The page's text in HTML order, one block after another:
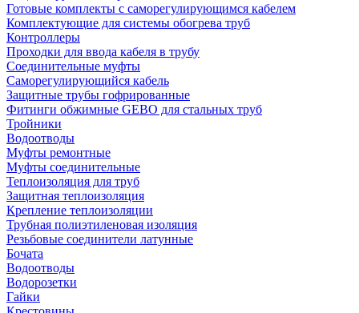
Готовые комплекты с саморегулирующимся кабелем
Комплектующие для системы обогрева труб
Контроллеры
Проходки для ввода кабеля в трубу
Соединительные муфты
Саморегулирующийся кабель
Защитные трубы гофрированные
Фитинги обжимные GEBO для стальных труб
Тройники
Водоотводы
Муфты ремонтные
Муфты соединительные
Теплоизоляция для труб
Защитная теплоизоляция
Крепление теплоизоляции
Трубная полиэтиленовая изоляция
Резьбовые соединители латунные
Бочата
Водоотводы
Водорозетки
Гайки